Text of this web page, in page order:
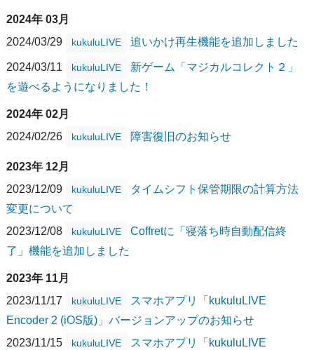
2024年 03月
2024/03/29
kukuluLIVE 追いかけ再生機能を追加しました
2024/03/11 kukuluLIVE
新ゲーム「マジカルコレクト２」
を遊べるようになりました！
2024年 02月
2024/02/26
kukuluLIVE 障害復旧のお知らせ
2023年 12月
2023/12/09
kukuluLIVE
タイムシフト保管期限の計算方法
変更について
2023/12/08
kukuluLIVE
Coffretに「寝落ち時自動配信終
了」機能を追加しました
2023年 11月
2023/11/17
kukuluLIVE
スマホアプリ「kukuluLIVE
Encoder 2 (iOS版)」バージョンアップのお知らせ
2023/11/15
kukuluLIVE
スマホアプリ「kukuluLIVE